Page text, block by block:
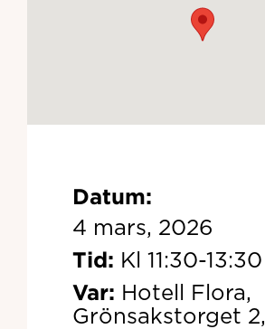
Datum:
4 mars, 2026
Tid: Kl 11:30-13:30
Var: Hotell Flora,
Grönsakstorget 2,